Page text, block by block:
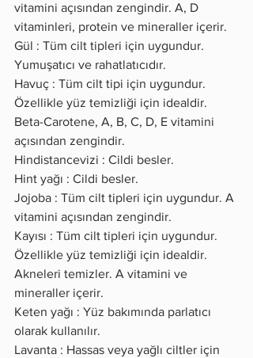
vitamini açısından zengindir. A, D
vitaminleri, protein ve mineraller içerir.
Gül : Tüm cilt tipleri için uygundur.
Yumuşatıcı ve rahatlatıcıdır.
Havuç : Tüm cilt tipi için uygundur.
Özellikle yüz temizliği için idealdir.
Beta-Carotene, A, B, C, D, E vitamini
açısından zengindir.
Hindistancevizi : Cildi besler.
Hint yağı : Cildi besler.
Jojoba : Tüm cilt tipleri için uygundur. A
vitamini açısından zengindir.
Kayısı : Tüm cilt tipleri için uygundur.
Özellikle yüz temizliği için idealdir.
Akneleri temizler. A vitamini ve
mineraller içerir.
Keten yağı : Yüz bakımında parlatıcı
olarak kullanılır.
Lavanta : Hassas veya yağlı ciltler için